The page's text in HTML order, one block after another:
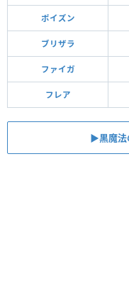
ポイズン
ブリザラ
ファイガ
フレア
▶︎黒魔法